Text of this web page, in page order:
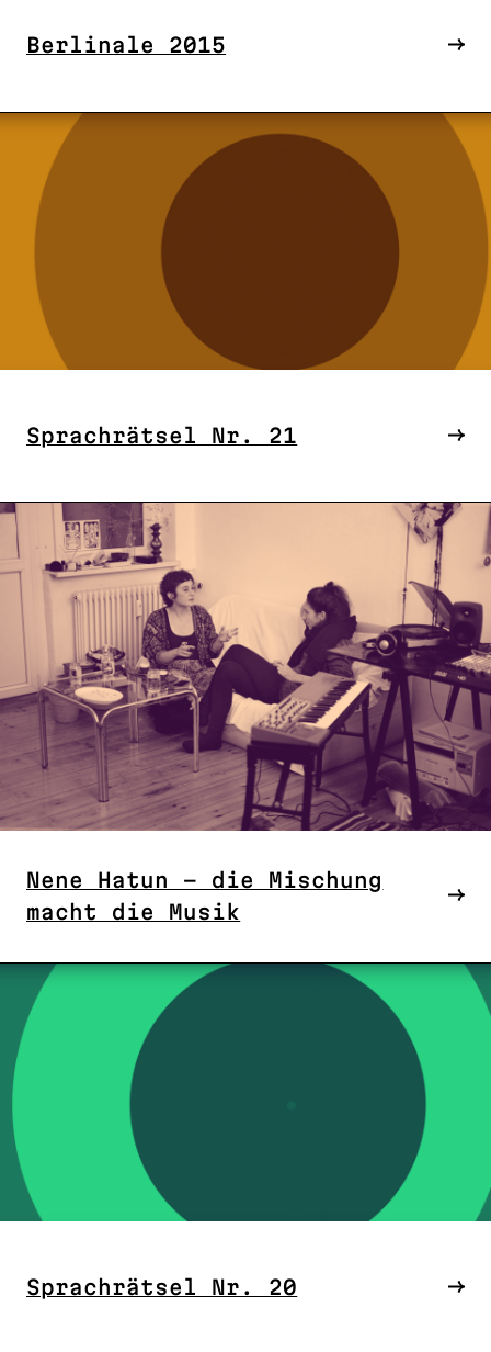
Berlinale 2015
Sprachrätsel Nr. 21
Nene Hatun – die Mischung
macht die Musik
Sprachrätsel Nr. 20